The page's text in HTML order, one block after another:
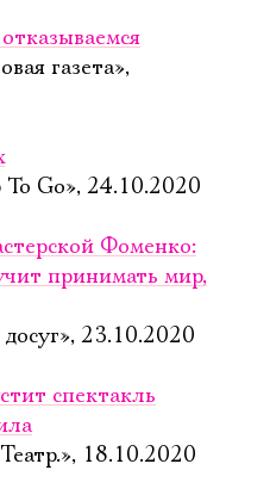
газета»,
Go», 24.10.2020
Фоменко:
принимать мир,
23.10.2020
спектакль
18.10.2020